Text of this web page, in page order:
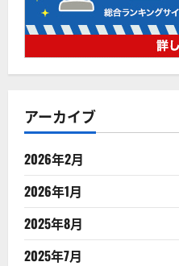
アーカイブ
2026年2月
2026年1月
2025年8月
2025年7月